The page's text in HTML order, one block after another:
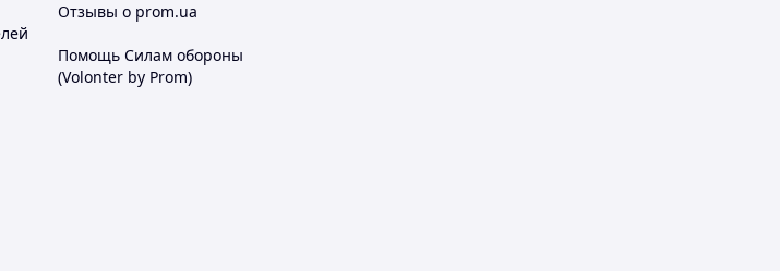
Отзывы о prom.ua
Помощь Силам обороны
(Volonter by Prom)